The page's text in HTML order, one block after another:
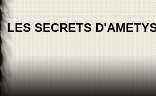
LES SECRETS